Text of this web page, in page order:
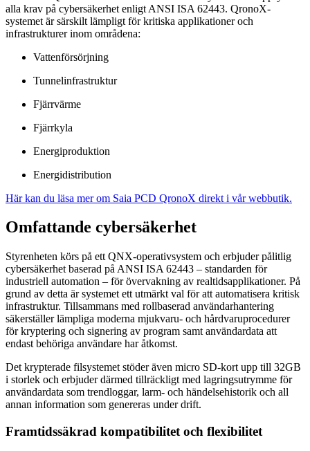
alla krav på cybersäkerhet enligt ANSI ISA 62443. QronoX-
systemet är särskilt lämpligt för kritiska applikationer och
infrastrukturer inom områdena:
Vattenförsörjning
Tunnelinfrastruktur
Fjärrvärme
Fjärrkyla
Energiproduktion
Energidistribution
Här kan du läsa mer om Saia PCD QronoX direkt i vår webbutik.
Omfattande cybersäkerhet
Styrenheten körs på ett QNX-operativsystem och erbjuder pålitlig
cybersäkerhet baserad på ANSI ISA 62443 – standarden för
industriell automation – för övervakning av realtidsapplikationer. På
grund av detta är systemet ett utmärkt val för att automatisera kritisk
infrastruktur. Tillsammans med rollbaserad användarhantering
säkerställer lämpliga moderna mjukvaru- och hårdvaruprocedurer
för kryptering och signering av program samt användardata att
endast behöriga användare har åtkomst.
Det krypterade filsystemet stöder även micro SD-kort upp till 32GB
i storlek och erbjuder därmed tillräckligt med lagringsutrymme för
användardata som trendloggar, larm- och händelsehistorik och all
annan information som genereras under drift.
Framtidssäkrad kompatibilitet och flexibilitet